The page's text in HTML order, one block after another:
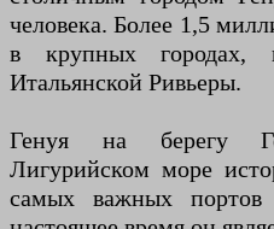
человека. Более 1,5
в крупных городах,
Итальянской Ривьеры.
Генуя на берегу
Лигурийском море
самых важных портов